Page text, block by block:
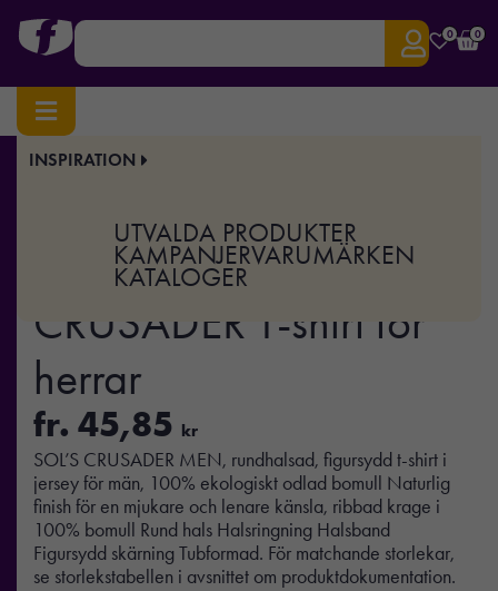
0 0
INSPIRATION
UTVALDA PRODUKTER
KAMPANJERVARUMÄRKEN
KATALOGER
Hem/Profilkläder/T-shirts & Toppar
CRUSADER MEN –
CRUSADER T-shirt för
herrar
fr. 45,85 kr
SOL’S CRUSADER MEN, rundhalsad, figursydd t-shirt i
jersey för män, 100% ekologiskt odlad bomull Naturlig
finish för en mjukare och lenare känsla, ribbad krage i
100% bomull Rund hals Halsringning Halsband
Figursydd skärning Tubformad. För matchande storlekar,
se storlekstabellen i avsnittet om produktdokumentation.